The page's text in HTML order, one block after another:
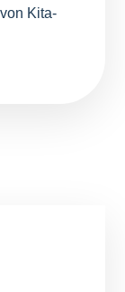
Kita-